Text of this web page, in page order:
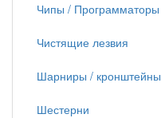
Чипы / Программаторы
Чистящие лезвия
Шарниры / кронштейны
Шестерни